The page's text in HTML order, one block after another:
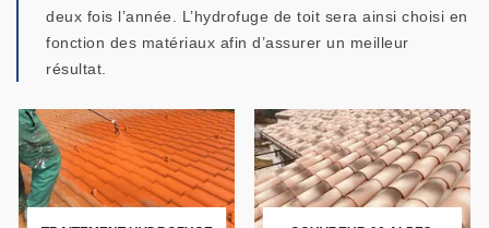
deux fois l’année. L’hydrofuge de toit sera ainsi choisi en
fonction des matériaux afin d’assurer un meilleur
résultat.